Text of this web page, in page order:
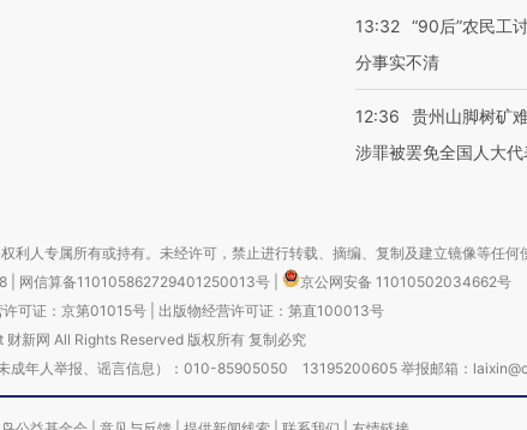
13:32 “90后”农民工
分事实不清
12:36
贵州山脚树矿
涉罪被罢免全国人大代
利人专属所有或持有。未经许可，禁止进行转载、摘编、复制及建立镜像等任何
网信算备110105862729401250013号
京公网安备 11010502034662号
可证：京第01015号| 出版物经营许可证：第直100013号
财新网 All Rights Reserved 版权所有 复制必究
成年人举报、谣言信息）：010-85905050 13195200605 举报邮箱：